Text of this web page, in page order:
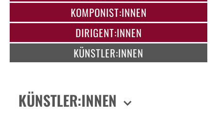
KOMPONIST:INNEN
DIRIGENT:INNEN
KÜNSTLER:INNEN
KÜNSTLER:INNEN